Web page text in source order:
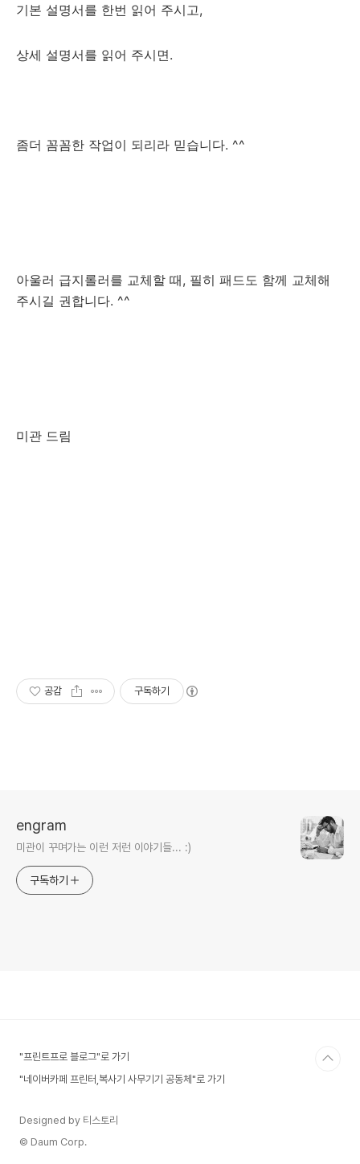
기본 설명서를 한번 읽어 주시고,
상세 설명서를 읽어 주시면.
좀더 꼼꼼한 작업이 되리라 믿습니다. ^^
아울러 급지롤러를 교체할 때, 필히 패드도 함께 교체해
주시길 권합니다. ^^
미관 드림
공감 구독하기
engram
미관이 꾸며가는 이런 저런 이야기들... :)
구독하기
"프린트프로 블로그"로 가기
"네이버카페 프린터,복사기 사무기기 공동체"로 가기
Designed by 티스토리
© Daum Corp.